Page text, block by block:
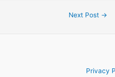
Next Post →
Privacy